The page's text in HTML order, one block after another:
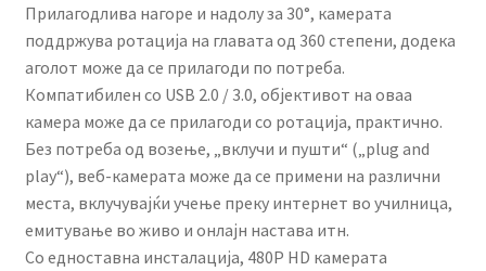
Прилагодлива нагоре и надолу за 30°, камерата
поддржува ротација на главата од 360 степени, додека
аголот може да се прилагоди по потреба.
Компатибилен со USB 2.0 / 3.0, објективот на оваа
камера може да се прилагоди со ротација, практично.
Без потреба од возење, „вклучи и пушти“ („plug and
play“), веб-камерата може да се примени на различни
места, вклучувајќи учење преку интернет во училница,
емитување во живо и онлајн настава итн.
Со едноставна инсталација, 480P HD камерата